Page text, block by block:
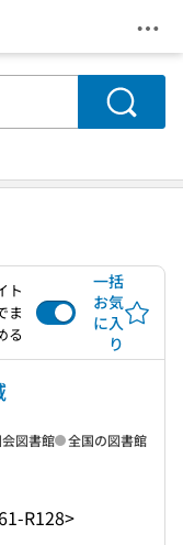
メ
検索
ト
ま
る
一括
お気
に入
り
R128>
図書館 全国の図書館